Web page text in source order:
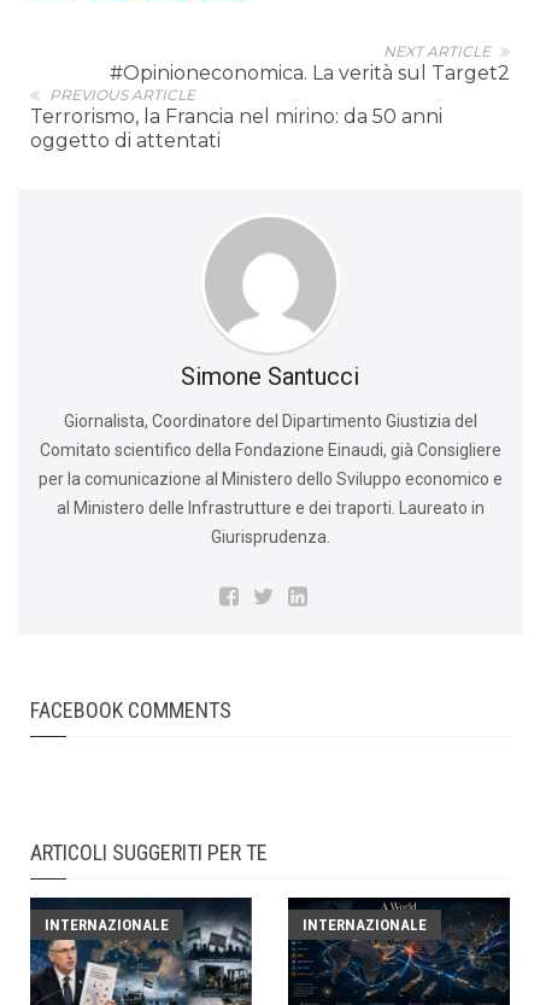
NEXT ARTICLE
#Opinioneconomica. La verità sul Target2
PREVIOUS ARTICLE
Terrorismo, la Francia nel mirino: da 50 anni
oggetto di attentati
Simone Santucci
Giornalista, Coordinatore del Dipartimento Giustizia del
Comitato scientifico della Fondazione Einaudi, già Consigliere
per la comunicazione al Ministero dello Sviluppo economico e
al Ministero delle Infrastrutture e dei traporti. Laureato in
Giurisprudenza.
FACEBOOK COMMENTS
ARTICOLI SUGGERITI PER TE
INTERNAZIONALE INTERNAZIONALE